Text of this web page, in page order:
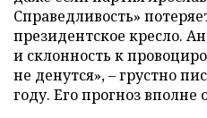
Справедливость»
президентское кресло.
и склонность к
не денутся», – грустно
году. Его прогноз вполне